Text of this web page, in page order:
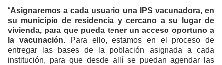
“Asignaremos a cada usuario una IPS vacunadora, en
su municipio de residencia y cercano a su lugar de
vivienda, para que pueda tener un acceso oportuno a
la vacunación. Para ello, estamos en el proceso de
entregar las bases de la población asignada a cada
institución, para que desde allí se puedan agendar las